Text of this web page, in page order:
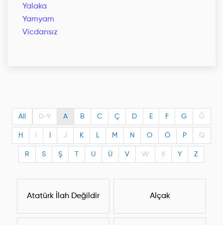
Yalaka
Yamyam
Vicdansız
All 0-9 A B C Ç D E F G Ğ
H J K L M N O Ö P Q
R S Ş U Ü V W X Y Z
Atatürk İlah Değildir Alçak